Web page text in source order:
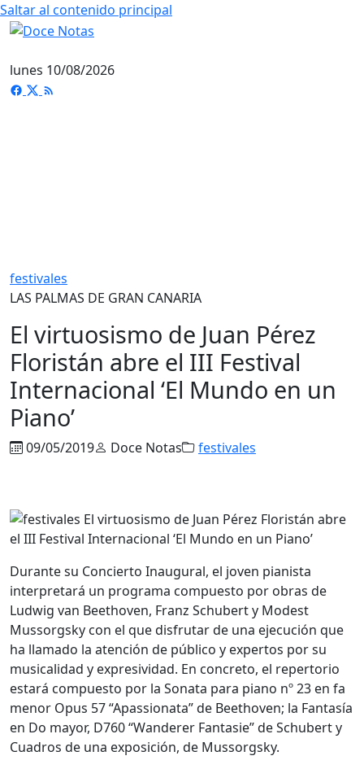
Saltar al contenido principal
lunes 10/08/2026
festivales
LAS PALMAS DE GRAN CANARIA
El virtuosismo de Juan Pérez
Floristán abre el III Festival
Internacional ‘El Mundo en un
Piano’
09/05/2019 Doce Notas festivales
Durante su Concierto Inaugural, el joven pianista
interpretará un programa compuesto por obras de
Ludwig van Beethoven, Franz Schubert y Modest
Mussorgsky con el que disfrutar de una ejecución que
ha llamado la atención de público y expertos por su
musicalidad y expresividad. En concreto, el repertorio
estará compuesto por la Sonata para piano nº 23 en fa
menor Opus 57 “Apassionata” de Beethoven; la Fantasía
en Do mayor, D760 “Wanderer Fantasie” de Schubert y
Cuadros de una exposición, de Mussorgsky.